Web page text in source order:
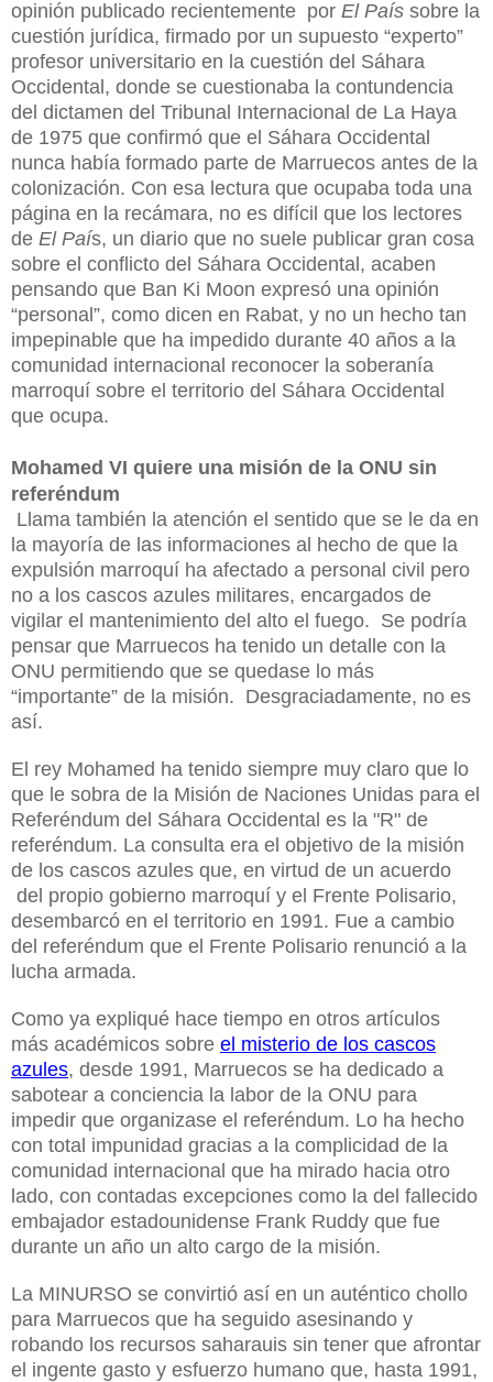
opinión publicado recientemente por El País sobre la
cuestión jurídica, firmado por un supuesto “experto”
profesor universitario en la cuestión del Sáhara
Occidental, donde se cuestionaba la contundencia
del dictamen del Tribunal Internacional de La Haya
de 1975 que confirmó que el Sáhara Occidental
nunca había formado parte de Marruecos antes de la
colonización. Con esa lectura que ocupaba toda una
página en la recámara, no es difícil que los lectores
de El País, un diario que no suele publicar gran cosa
sobre el conflicto del Sáhara Occidental, acaben
pensando que Ban Ki Moon expresó una opinión
“personal”, como dicen en Rabat, y no un hecho tan
impepinable que ha impedido durante 40 años a la
comunidad internacional reconocer la soberanía
marroquí sobre el territorio del Sáhara Occidental
que ocupa.
Mohamed VI quiere una misión de la ONU sin
referéndum
Llama también la atención el sentido que se le da en
la mayoría de las informaciones al hecho de que la
expulsión marroquí ha afectado a personal civil pero
no a los cascos azules militares, encargados de
vigilar el mantenimiento del alto el fuego. Se podría
pensar que Marruecos ha tenido un detalle con la
ONU permitiendo que se quedase lo más
“importante” de la misión. Desgraciadamente, no es
así.
El rey Mohamed ha tenido siempre muy claro que lo
que le sobra de la Misión de Naciones Unidas para el
Referéndum del Sáhara Occidental es la "R" de
referéndum. La consulta era el objetivo de la misión
de los cascos azules que, en virtud de un acuerdo
del propio gobierno marroquí y el Frente Polisario,
desembarcó en el territorio en 1991. Fue a cambio
del referéndum que el Frente Polisario renunció a la
lucha armada.
Como ya expliqué hace tiempo en otros artículos
más académicos sobre el misterio de los cascos
azules, desde 1991, Marruecos se ha dedicado a
sabotear a conciencia la labor de la ONU para
impedir que organizase el referéndum. Lo ha hecho
con total impunidad gracias a la complicidad de la
comunidad internacional que ha mirado hacia otro
lado, con contadas excepciones como la del fallecido
embajador estadounidense Frank Ruddy que fue
durante un año un alto cargo de la misión.
La MINURSO se convirtió así en un auténtico chollo
para Marruecos que ha seguido asesinando y
robando los recursos saharauis sin tener que afrontar
el ingente gasto y esfuerzo humano que, hasta 1991,